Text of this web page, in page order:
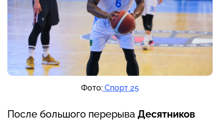
Фото: Спорт 25
После большого перерыва Десятников